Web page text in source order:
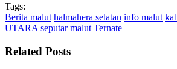
Tags:
Berita malut halmahera selatan info malut
UTARA seputar malut Ternate
Related Posts